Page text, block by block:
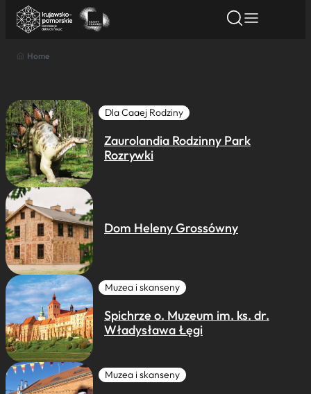
Nazwa atrakcji
Miasto
Kategoria
Home
Dla Caaej Rodziny
Zaurolandia Rodzinny Park
Rozrywki
Dom Heleny Grossówny
Muzea i skanseny
Spichrze o. Muzeum im. ks. dr.
Władysława Łęgi
Muzea i skanseny